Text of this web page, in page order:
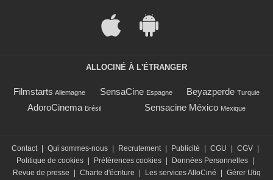
ALLOCINÉ À L'ÉTRANGER
Filmstarts Allemagne SensaCine Espagne Beyazperde Turquie
AdoroCinema Brésil Sensacine México Mexique
Contact | Qui sommes-nous | Recrutement | Publicité | CGU | CGV |
Politique de cookies | Préférences cookies | Données Personnelles |
Revue de presse
| Charte d'écriture | Les services AlloCiné | Gérer Utiq